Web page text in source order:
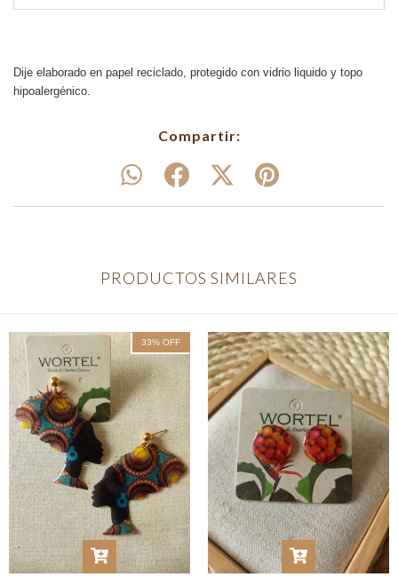
Dije elaborado en papel reciclado, protegido con vidrio liquido y topo
hipoalergénico.
Compartir:
PRODUCTOS SIMILARES
33% OFF